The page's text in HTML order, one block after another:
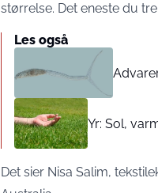
størrelse. Det eneste du
Les også
Yr: Sol,
Det sier Nisa Salim,